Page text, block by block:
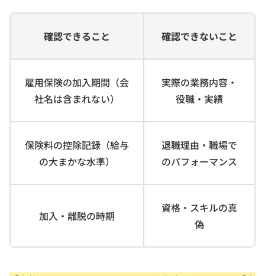
確認できること 確認できないこと
雇用保険の加入期間（会
社名は含まれない）
実際の業務内容・
役職・実績
保険料の控除記録（給与
の大まかな水準）
退職理由・職場で
のパフォーマンス
加入・離脱の時期
資格・スキルの真
偽